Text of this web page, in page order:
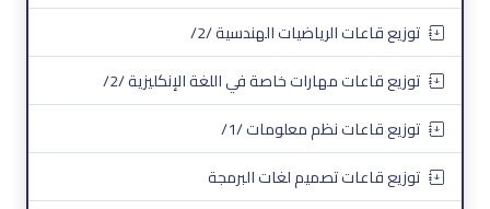
توزيع قاعات الرياضيات الهندسية /2/
توزيع قاعات مهارات خاصة في اللغة الإنكليزية /2/
توزيع قاعات نظم معلومات /1/
توزيع قاعات تصميم لغات البرمجة